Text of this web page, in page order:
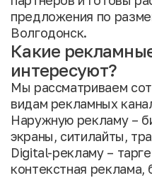
предложения по
Волгодонск.
Какие
интересуют?
Мы рассматриваем
видам рекламных
Наружную рекламу –
экраны, ситилайты,
Digital-рекламу –
контекстная